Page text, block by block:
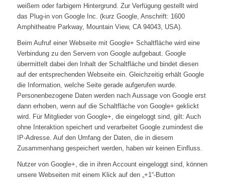
weißem oder farbigem Hintergrund. Zur Verfügung gestellt wird
das Plug-in von Google Inc. (kurz Google, Anschrift: 1600
Amphitheatre Parkway, Mountain View, CA 94043, USA).
Beim Aufruf einer Webseite mit Google+ Schaltfläche wird eine
Verbindung zu den Servern von Google aufgebaut. Google
übermittelt dabei den Inhalt der Schaltfläche und bindet diesen
auf der entsprechenden Webseite ein. Gleichzeitig erhält Google
die Information, welche Seite gerade aufgerufen wurde.
Personenbezogene Daten werden nach Aussage von Google erst
dann erhoben, wenn auf die Schaltfläche von Google+ geklickt
wird. Für Mitglieder von Google+, die eingeloggt sind, gilt: Auch
ohne Interaktion speichert und verarbeitet Google zumindest die
IP-Adresse. Auf den Umfang der Daten, die in diesem
Zusammenhang gespeichert werden, haben wir keinen Einfluss.
Nutzer von Google+, die in ihren Account eingeloggt sind, können
unsere Webseiten mit einem Klick auf den „+1“-Button